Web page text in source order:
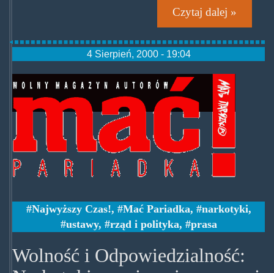
Czytaj dalej »
4 Sierpień, 2000 - 19:04
pacpariadka.gif
Najwyższy Czas!, Mać Pariadka, narkotyki,
ustawy, rząd i polityka, prasa
Wolność i Odpowiedzialność: